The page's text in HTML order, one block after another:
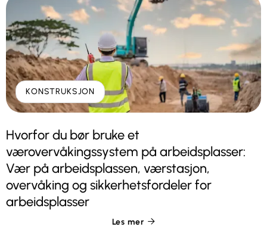
KONSTRUKSJON
Hvorfor du bør bruke et
værovervåkingssystem på arbeidsplasser:
Vær på arbeidsplassen, værstasjon,
overvåking og sikkerhetsfordeler for
arbeidsplasser
Les mer 